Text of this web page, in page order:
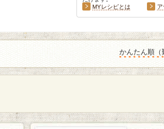
MYレシピとは
かんたん順（